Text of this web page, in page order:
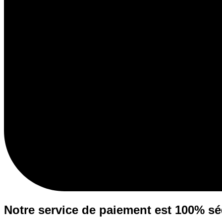
Notre service de paiement est 100%